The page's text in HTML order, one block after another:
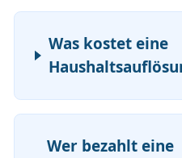
Was kostet eine
Wer bezahlt eine